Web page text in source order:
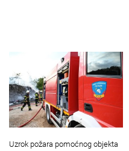
Uzrok požara pomoćnog objekta